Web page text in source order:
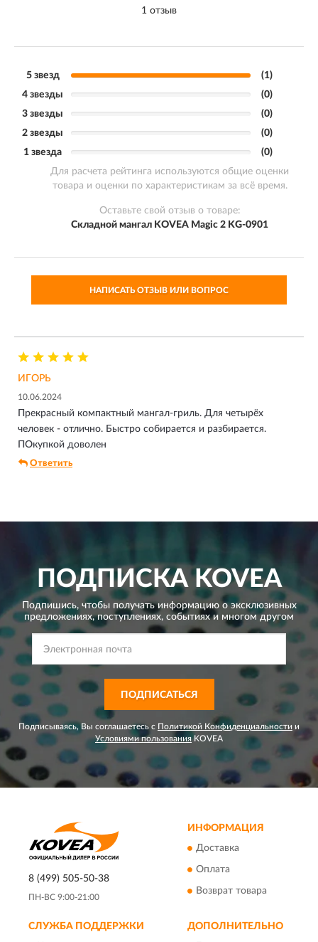
1 отзыв
5 звезд
(1)
4 звезды
(0)
3 звезды
(0)
2 звезды
(0)
1 звезда
(0)
Для расчета рейтинга используются общие оценки
товара и оценки по характеристикам за всё время.
Оставьте свой отзыв о товаре:
Складной мангал KOVEA Magic 2 KG-0901
НАПИСАТЬ ОТЗЫВ ИЛИ ВОПРОС
ИГОРЬ
10.06.2024
Прекрасный компактный мангал-гриль. Для четырёх
человек - отлично. Быстро собирается и разбирается.
ПОкупкой доволен
Ответить
ПОДПИСКАKOVEA
Подпишись, чтобы получать информацию о эксклюзивных
предложениях,поступлениях, событиях и многом другом
ПОДПИСАТЬСЯ
Подписываясь, Вы соглашаетесь с Политикой Конфиденциальности и
Условиями пользованияKOVEA
8 (499) 505-50-38
ПН-ВС 9:00-21:00
ИНФОРМАЦИЯ
Доставка
Оплата
Возврат товара
СЛУЖБА ПОДДЕРЖКИ ДОПОЛНИТЕЛЬНО